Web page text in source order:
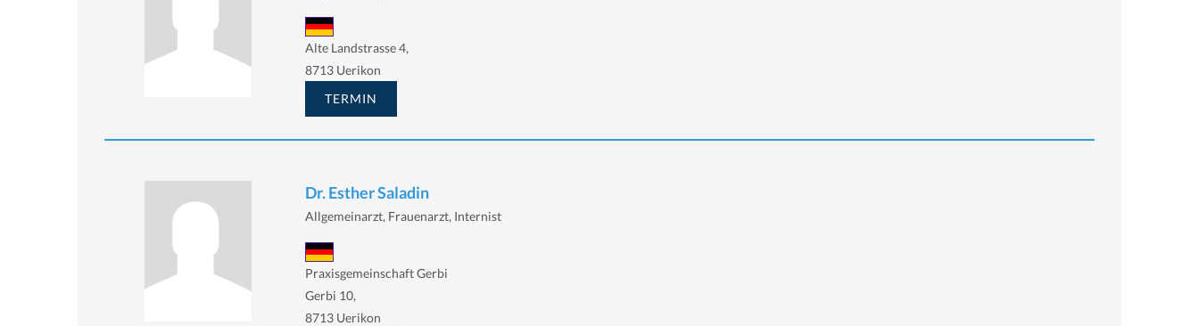
Alte Landstrasse 4,
8713 Uerikon
TERMIN
Dr. Esther Saladin
Allgemeinarzt, Frauenarzt, Internist
Praxisgemeinschaft Gerbi
Gerbi 10,
8713 Uerikon